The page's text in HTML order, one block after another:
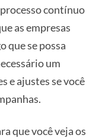
contínuo
as empresas
que se possa
um
e ajustes se você
que você veja os